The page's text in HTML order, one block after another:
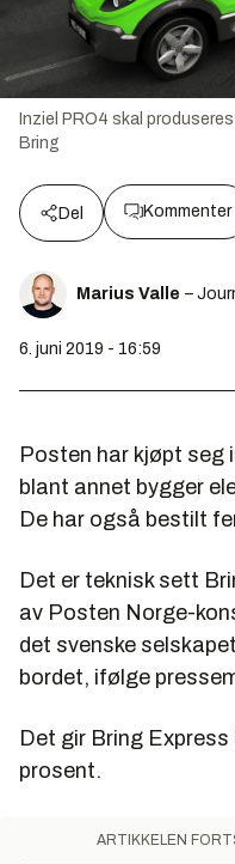
Inziel PRO4 skal
Bring
Del Kommenter
Marius Valle –
6. juni 2019 - 16:59
Posten har kjøpt seg
blant annet bygger
De har også bestilt
Det er teknisk sett
av Posten Norge-
det svenske
bordet, ifølge
Det gir Bring Express
prosent.
ARTIKKELEN